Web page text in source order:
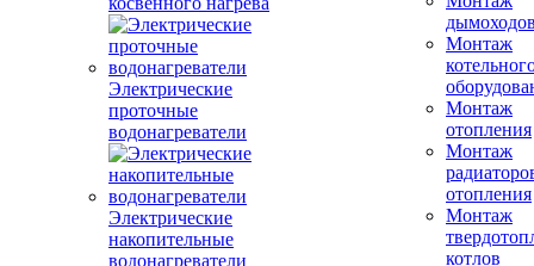
Электрические
проточные
водонагреватели
Электрические
накопительные
водонагреватели
Монтаж
Монтаж
отопления
Монтаж
отопления
Монтаж
котлов